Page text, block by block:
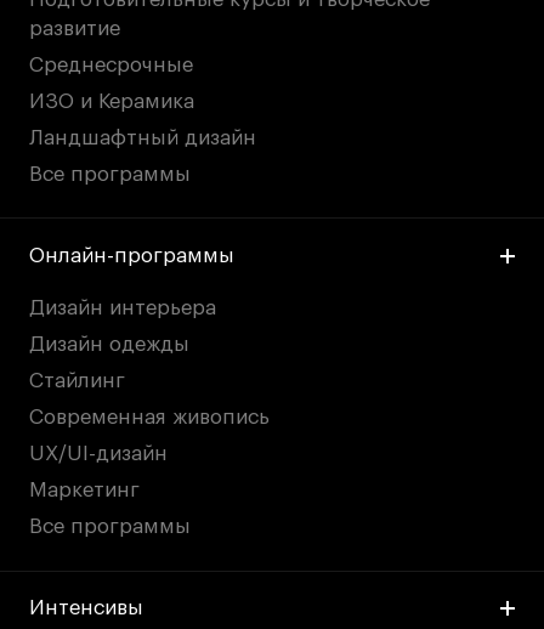
развитие
Среднесрочные
ИЗО и Керамика
Ландшафтный дизайн
Все программы
Онлайн-программы
Дизайн интерьера
Дизайн одежды
Стайлинг
Современная живопись
UX/UI-дизайн
Маркетинг
Все программы
Интенсивы